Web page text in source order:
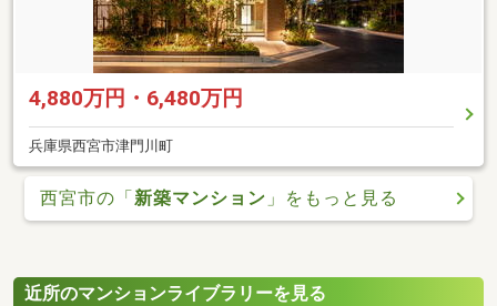
4,880万円・6,480万円
兵庫県西宮市津門川町
西宮市の「新築マンション 」をもっと見る
近所のマンションライブラリーを見る